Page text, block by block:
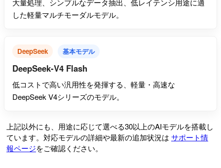
大量処理、シンプルなデータ抽出、低レイテンシ用途に適
した軽量マルチモーダルモデル。
DeepSeek 基本モデル
DeepSeek-V4 Flash
低コストで高い汎用性を発揮する、軽量・高速な
DeepSeek V4シリーズのモデル。
上記以外にも、用途に応じて選べる30以上のAIモデルを搭載し
ています。対応モデルの詳細や最新の追加状況は サポート情
報ページをご確認ください。